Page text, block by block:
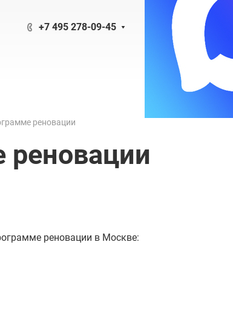
+7 495 278-09-45
реновации
реновации
реновации в Москве: